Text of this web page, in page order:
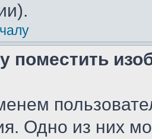
поместить
Одно из них